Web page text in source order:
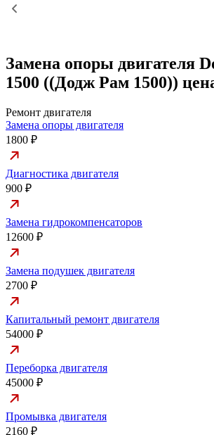
Замена опоры двигателя
1500 ((Додж Рам 1500))
Ремонт двигателя
Замена опоры двигателя
1800 ₽
Диагностика двигателя
900 ₽
Замена гидрокомпенсаторов
12600 ₽
Замена подушек двигателя
2700 ₽
Капитальный ремонт двигателя
54000 ₽
Переборка двигателя
45000 ₽
Промывка двигателя
2160 ₽